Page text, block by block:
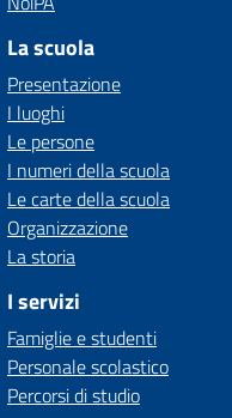
La scuola
Presentazione
I luoghi
Le persone
I numeri della scuola
Le carte della scuola
Organizzazione
La storia
I servizi
Famiglie e studenti
Personale scolastico
Percorsi di studio